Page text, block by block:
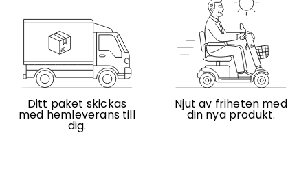
Ditt paket skickas
med hemleverans till
dig.
Njut av friheten med
din nya produkt.